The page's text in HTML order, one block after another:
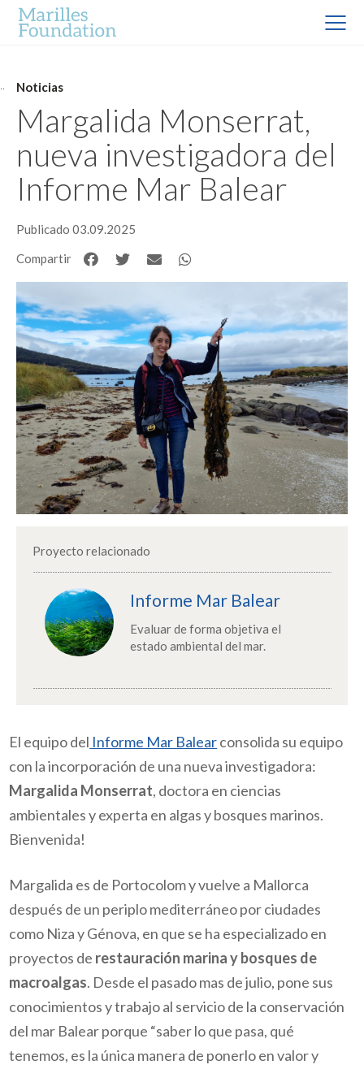
Noticias
Margalida Monserrat,
nueva investigadora del
Informe Mar Balear
Publicado 03.09.2025
Compartir
Proyecto relacionado
Informe Mar Balear
Evaluar de forma objetiva el
estado ambiental del mar.
El equipo del Informe Mar Balearconsolida su equipo
con la incorporación de una nueva investigadora:
Margalida Monserrat, doctora en ciencias
ambientales y experta en algas y bosques marinos.
Bienvenida!
Margalida es de Portocolom y vuelve a Mallorca
después de un periplo mediterráneo por ciudades
como Niza y Génova, en que se ha especializado en
proyectos de restauración marina y bosques de
macroalgas. Desde el pasado mas de julio, pone sus
conocimientos y trabajo al servicio de la conservación
del mar Balear porque “saber lo que pasa, qué
tenemos, es la única manera de ponerlo en valor y